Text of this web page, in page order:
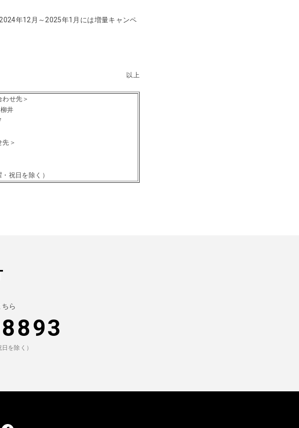
2024年12 月～ 2025年1 月には増量キャンペ
以上
せ先＞
柳井
先＞
相談室
祝日を除く）
ら
を除く）